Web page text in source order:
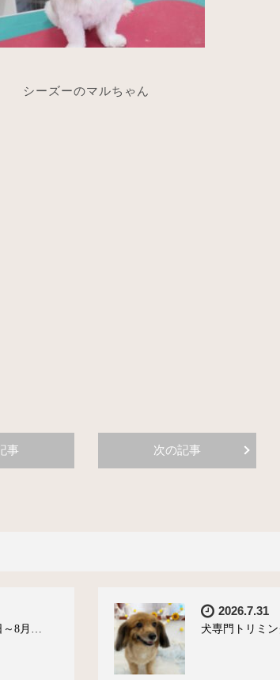
シーズーのマルちゃん
事 次の記事
～8月…
2026.7.31
犬専門トリミ